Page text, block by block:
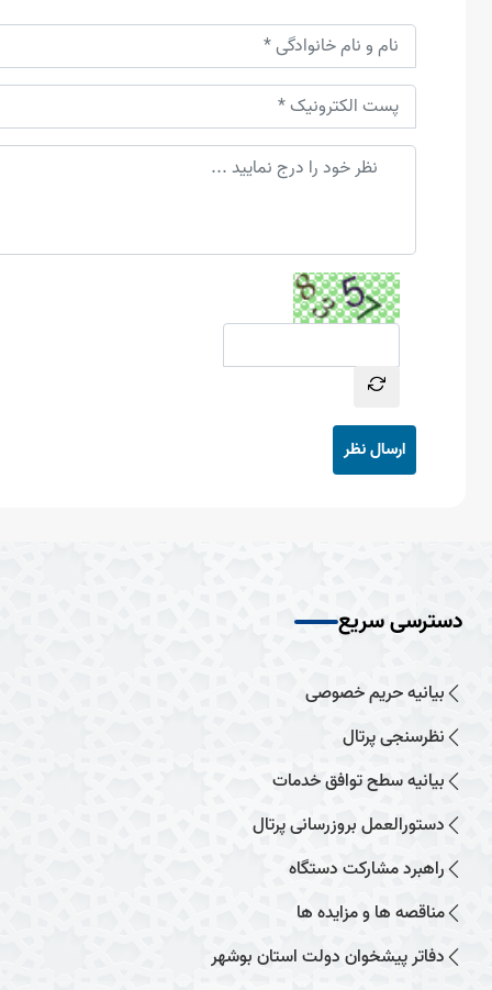
ارسال نظر
دسترسی سریع
بیانیه حریم خصوصی
نظرسنجی پرتال
بیانیه سطح توافق خدمات
دستورالعمل بروزرسانی پرتال
راهبرد مشارکت دستگاه
مناقصه ها و مزایده ها
دفاتر پیشخوان دولت استان بوشهر